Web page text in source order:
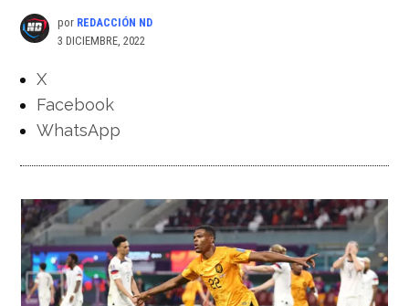
por REDACCIÓN ND
3 DICIEMBRE, 2022
X
Facebook
WhatsApp